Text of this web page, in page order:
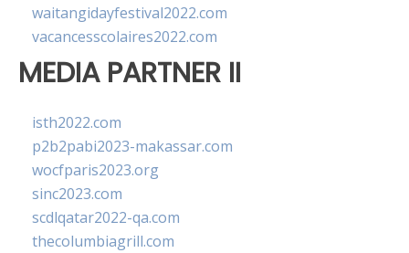
waitangidayfestival2022.com
vacancesscolaires2022.com
MEDIA PARTNER II
isth2022.com
p2b2pabi2023-makassar.com
wocfparis2023.org
sinc2023.com
scdlqatar2022-qa.com
thecolumbiagrill.com